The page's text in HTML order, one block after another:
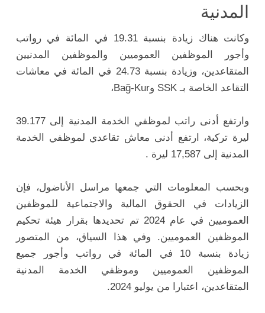
المدنية
وكانت هناك زيادة بنسبة 19.31 في المائة في رواتب
وأجور الموظفين العموميين والموظفين المدنيين
المتقاعدين، وزيادة بنسبة 24.73 في المائة في معاشات
التقاعد الخاصة بـ SSK وBağ-Kur،
وارتفع أدنى راتب لموظفي الخدمة المدنية إلى 39.177
ليرة تركية، ارتفع أدنى معاش تقاعدي لموظفي الخدمة
المدنية إلى 17,587 ليرة .
وبحسب المعلومات التي جمعها مراسل الأناضول، فإن
الزيادات في الحقوق المالية والاجتماعية للموظفين
العموميين في عام 2024 تم تحديدها بقرار هيئة تحكيم
الموظفين العموميين. وفي هذا السياق، من المتصور
زيادة بنسبة 10 في المائة في رواتب وأجور جميع
الموظفين العموميين وموظفي الخدمة المدنية
المتقاعدين، اعتبارا من يوليو 2024.